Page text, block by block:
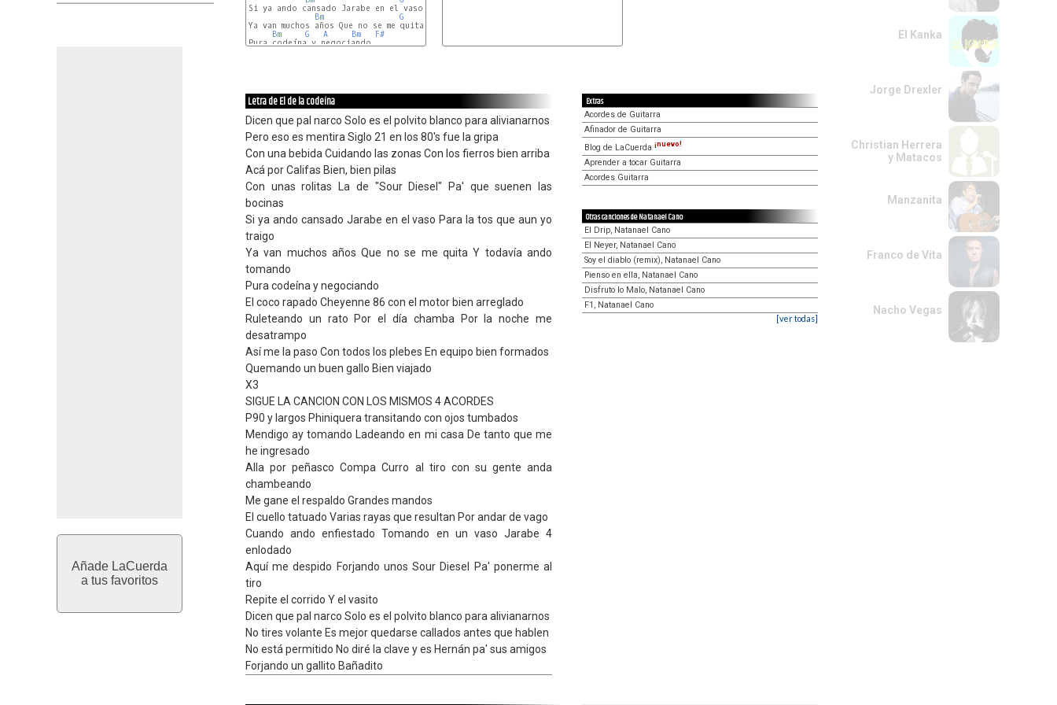
Añade LaCuerda
a tus favoritos
Si ya ando cansado Jarabe en el vaso Para la tos que aun yo traigo
Bm
G
Ya van muchos años Que no se me quita Y todavía ando tomando
Bm
G A Bm
F#
Pura codeína y negociando
Letra de El de la codeína
Dicen que pal narco Solo es el polvito blanco para alivianarnos
Pero eso es mentira Siglo 21 en los 80's fue la gripa
Con una bebida Cuidando las zonas Con los fierros bien arriba
Acá por Califas Bien, bien pilas
Con unas rolitas La de "Sour Diesel" Pa' que suenen las
bocinas
Si ya ando cansado Jarabe en el vaso Para la tos que aun yo
traigo
Ya van muchos años Que no se me quita Y todavía ando
tomando
Pura codeína y negociando
El coco rapado Cheyenne 86 con el motor bien arreglado
Ruleteando un rato Por el día chamba Por la noche me
desatrampo
Así me la paso Con todos los plebes En equipo bien formados
Quemando un buen gallo Bien viajado
X3
SIGUE LA CANCION CON LOS MISMOS 4 ACORDES
P90 y largos Phiniquera transitando con ojos tumbados
Mendigo ay tomando Ladeando en mi casa De tanto que me
he ingresado
Alla por peñasco Compa Curro al tiro con su gente anda
chambeando
Me gane el respaldo Grandes mandos
El cuello tatuado Varias rayas que resultan Por andar de vago
Cuando ando enfiestado Tomando en un vaso Jarabe 4
enlodado
Aquí me despido Forjando unos Sour Diesel Pa' ponerme al
tiro
Repite el corrido Y el vasito
Dicen que pal narco Solo es el polvito blanco para alivianarnos
No tires volante Es mejor quedarse callados antes que hablen
No está permitido No diré la clave y es Hernán pa' sus amigos
Forjando un gallito Bañadito
Extras
Acordes de Guitarra
Afinador de Guitarra
Blog de LaCuerda ¡nuevo!
Aprender a tocar Guitarra
Acordes Guitarra
Otras canciones de Natanael Cano
El Drip, Natanael Cano
El Neyer, Natanael Cano
Soy el diablo (remix), Natanael Cano
Pienso en ella, Natanael Cano
Disfruto lo Malo, Natanael Cano
F1, Natanael Cano
[ver todas]
El Kanka
Jorge Drexler
Christian Herrera
y Matacos
Manzanita
Franco de Vita
Nacho Vegas